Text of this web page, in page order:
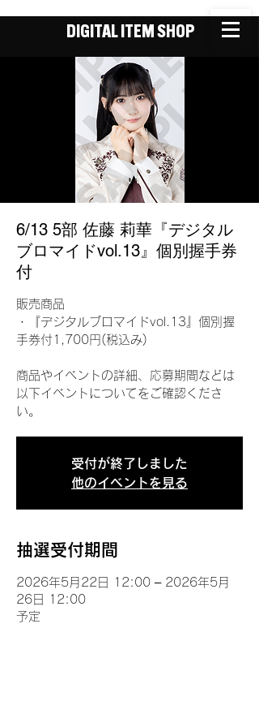
DIGITAL ITEM SHOP
6/13 5部 佐藤 莉華『デジタル
ブロマイドvol.13』個別握手券
付
販売商品
・『デジタルブロマイドvol.13』個別握
手券付1,700円(税込み)
商品やイベントの詳細、応募期間などは
以下イベントについてをご確認くださ
い。
受付が終了しました
他のイベントを見る
抽選受付期間
2026年5月22日 12:00 – 2026年5月
26日 12:00
予定